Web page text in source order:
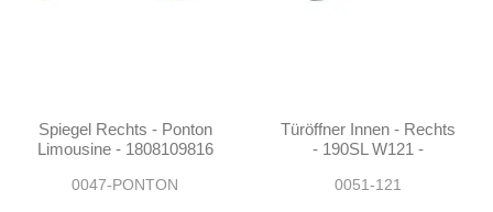
Spiegel Rechts - Ponton
Limousine - 1808109816
0047-PONTON
Türöffner Innen - Rechts
- 190SL W121 -
0051-121